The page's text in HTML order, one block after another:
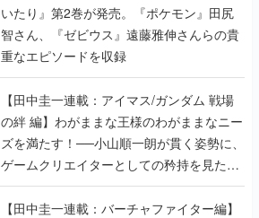
【田中圭一連載：アイマス/ガンダム 戦場
の絆 編】わがままな王様のわがままなニー
ズを満たす！──小山順一朗が貫く姿勢に、
ゲームクリエイターとしての矜持を見た
【若ゲのいたり最終回】
【田中圭一連載：バーチャファイター編】
「新しい3D表現のために、軍事技術を採り
入れたい」世界情勢を味方につけて、ゲー
ムに革命をもたらした鈴木 裕の功績【若ゲ